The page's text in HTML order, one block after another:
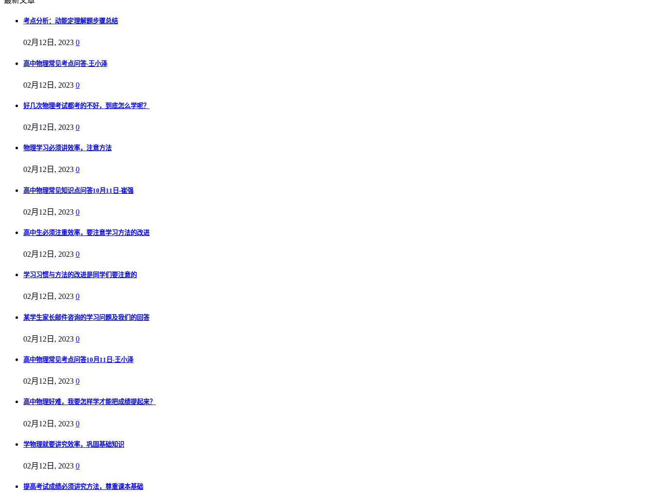
考点分析：动能定理解题步骤总结
02月12日, 2023 0
高中物理常见考点问答-王小泽
02月12日, 2023 0
好几次物理考试都考的不好，到底怎么学呢？
02月12日, 2023 0
物理学习必须讲效率，注意方法
02月12日, 2023 0
高中物理常见知识点问答10月11日-崔强
02月12日, 2023 0
高中生必须注重效率，要注意学习方法的改进
02月12日, 2023 0
学习习惯与方法的改进是同学们要注意的
02月12日, 2023 0
某学生家长邮件咨询的学习问题及我们的回答
02月12日, 2023 0
高中物理常见考点问答10月11日-王小泽
02月12日, 2023 0
高中物理好难，我要怎样学才能把成绩提起来？
02月12日, 2023 0
学物理就要讲究效率，巩固基础知识
02月12日, 2023 0
提高考试成绩必须讲究方法，尊重课本基础